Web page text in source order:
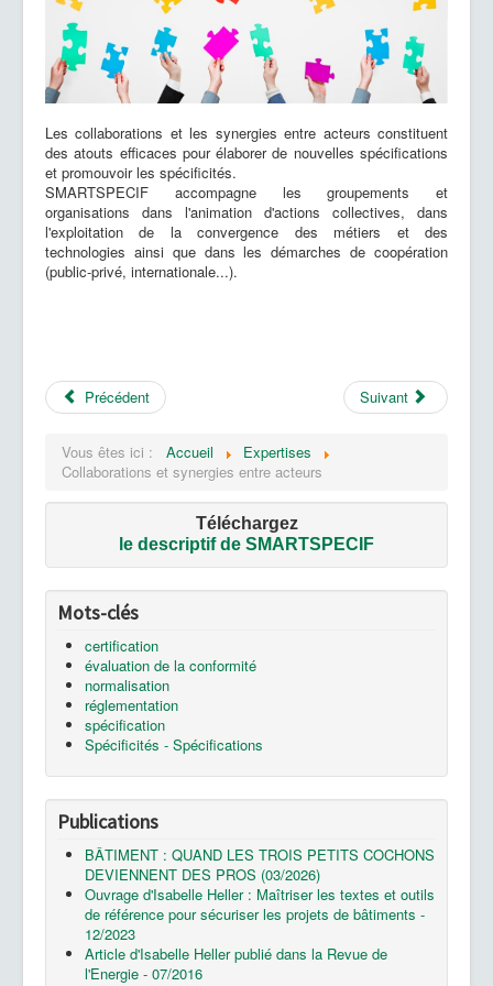
Les collaborations et les synergies entre acteurs constituent
des atouts efficaces pour élaborer de nouvelles spécifications
et promouvoir les spécificités.
SMARTSPECIF accompagne les groupements et
organisations dans l'animation d'actions collectives, dans
l'exploitation de la convergence des métiers et des
technologies ainsi que dans les démarches de coopération
(public-privé, internationale...).
Précédent Suivant
Vous êtes ici : Accueil
Expertises
Collaborations et synergies entre acteurs
Téléchargez
le descriptif de SMARTSPECIF
Mots-clés
certification
évaluation de la conformité
normalisation
réglementation
spécification
Spécificités - Spécifications
Publications
BÂTIMENT : QUAND LES TROIS PETITS COCHONS
DEVIENNENT DES PROS (03/2026)
Ouvrage d'Isabelle Heller : Maîtriser les textes et outils
de référence pour sécuriser les projets de bâtiments -
12/2023
Article d'Isabelle Heller publié dans la Revue de
l'Energie - 07/2016